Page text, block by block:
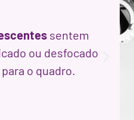
sentem
ou desfocado
o quadro.